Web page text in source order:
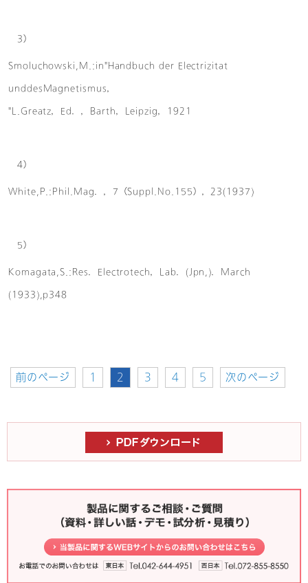
3）
Smoluchowski,M.:in"Handbuch der Electrizitat
unddesMagnetismus，
"L.Greatz，Ed．，Barth，Leipzig，1921
4）
White,P.:Phil.Mag．，7（Suppl.No.155），23(1937)
5）
Komagata,S.:Res．Electrotech，Lab．(Jpn,)．March
(1933),p348
前のページ 1 2 3 4 5 次のページ